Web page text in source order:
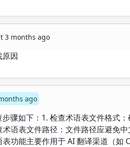
3 months ago
因
ago
骤如下：1. 检查术语表文件格式
术语表文件路径：文件路径应避免
功能主要作用于 AI 翻译渠道（